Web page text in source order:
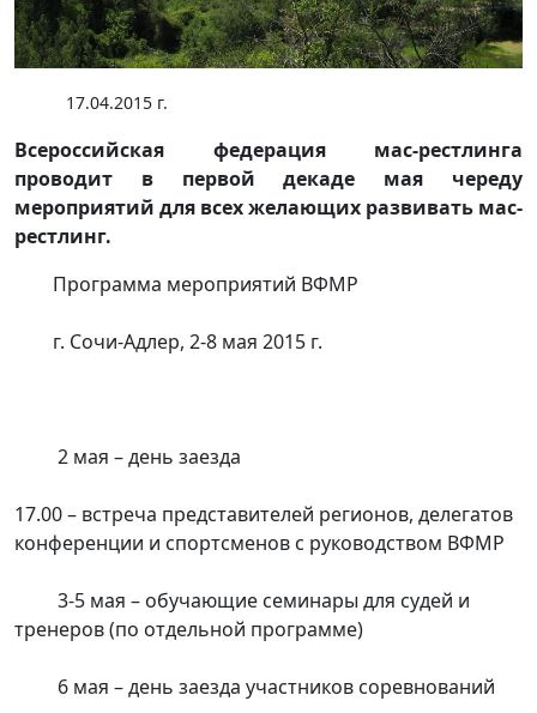
17.04.2015 г.
Всероссийская федерация мас-рестлинга
проводит в первой декаде мая череду
мероприятий для всех желающих развивать мас-
рестлинг.
Программа мероприятий ВФМР
г. Сочи-Адлер, 2-8 мая 2015 г.
2 мая – день заезда
17.00 – встреча представителей регионов, делегатов
конференции и спортсменов с руководством ВФМР
3-5 мая – обучающие семинары для судей и
тренеров (по отдельной программе)
6 мая – день заезда участников соревнований